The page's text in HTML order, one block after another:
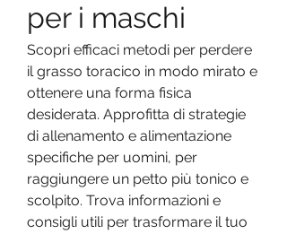
per i maschi
Scopri efficaci metodi per perdere
il grasso toracico in modo mirato e
ottenere una forma fisica
desiderata. Approfitta di strategie
di allenamento e alimentazione
specifiche per uomini, per
raggiungere un petto più tonico e
scolpito. Trova informazioni e
consigli utili per trasformare il tuo